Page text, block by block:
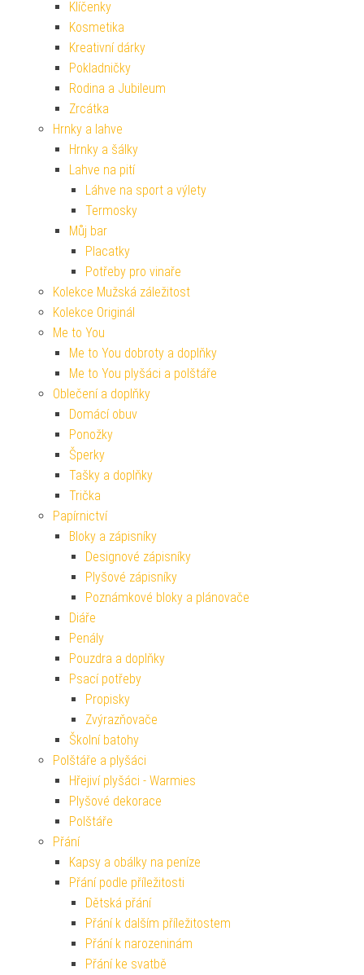
Klíčenky
Kosmetika
Kreativní dárky
Pokladničky
Rodina a Jubileum
Zrcátka
Hrnky a lahve
Hrnky a šálky
Lahve na pití
Láhve na sport a výlety
Termosky
Můj bar
Placatky
Potřeby pro vinaře
Kolekce Mužská záležitost
Kolekce Originál
Me to You
Me to You dobroty a doplňky
Me to You plyšáci a polštáře
Oblečení a doplňky
Domácí obuv
Ponožky
Šperky
Tašky a doplňky
Trička
Papírnictví
Bloky a zápisníky
Designové zápisníky
Plyšové zápisníky
Poznámkové bloky a plánovače
Diáře
Penály
Pouzdra a doplňky
Psací potřeby
Propisky
Zvýrazňovače
Školní batohy
Polštáře a plyšáci
Hřejiví plyšáci - Warmies
Plyšové dekorace
Polštáře
Přání
Kapsy a obálky na peníze
Přání podle příležitosti
Dětská přání
Přání k dalším příležitostem
Přání k narozeninám
Přání ke svatbě